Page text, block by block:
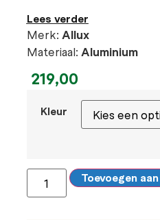
Lees verder
Merk: Allux
Materiaal: Aluminium
219,00
Kleur
Toevoegen